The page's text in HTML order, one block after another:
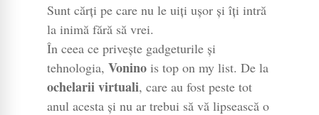
Sunt cărți pe care nu le uiți ușor și îți intră
la inimă fără să vrei.
În ceea ce privește gadgeturile și
tehnologia, Voninois top on my list. De la
ochelarii virtuali, care au fost peste tot
anul acesta și nu ar trebui să vă lipsească o